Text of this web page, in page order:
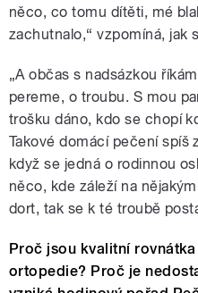
něco, co tomu dítěti, mé
zachutnalo,“ vzpomíná, jak
„A občas s nadsázkou
pereme, o troubu. S mou
trošku dáno, kdo se chopí
Takové domácí pečení spíš
když se jedná o rodinnou
něco, kde záleží na
dort, tak se k té troubě
Proč jsou kvalitní
ortopedie? Proč je